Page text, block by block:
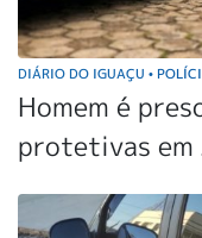
DIÁRIO DO IGUAÇU •
Homem é
protetivas em